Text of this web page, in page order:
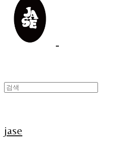
jase